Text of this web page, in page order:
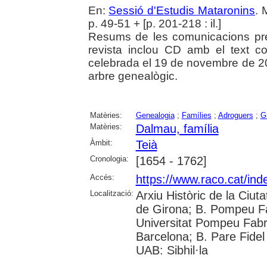
En: Sessió d'Estudis Mataronins.
p. 49-51 + [p. 201-218 : il.]
Resums de les comunicacions
revista inclou CD amb el text
celebrada el 19 de novembre de
arbre genealògic.
Matèries: Genealogia; Famílies ; Adroguers ;
Matèries:
Dalmau, família
Àmbit: Teià
Cronologia: [1654 - 1762]
Accés: https://www.raco.cat/
Localització: Arxiu Històric de la
de Girona; B. Pompeu
Universitat Pompeu
Barcelona; B. Pare
UAB: Sibhil·la